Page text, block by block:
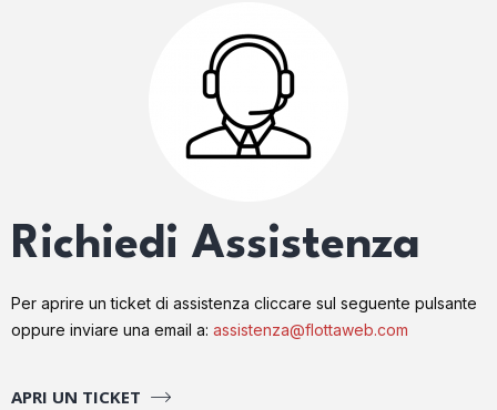
Richiedi Assistenza
Per aprire un ticket di assistenza cliccare sul seguente pulsante
oppure inviare una email a: assistenza@flottaweb.com
APRI UN TICKET